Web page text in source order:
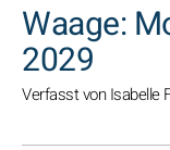
Waage:
2029
Verfasst von Isabelle